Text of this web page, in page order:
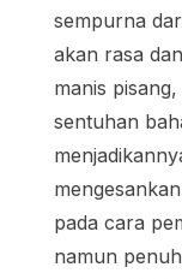
sempurna
akan rasa
manis
sentuhan
pada cara
namun